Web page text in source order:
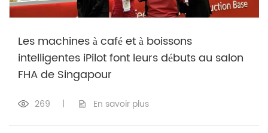
Les machines à café et à boissons
intelligentes iPilot font leurs débuts au salon
FHA de Singapour
269 | En savoir plus